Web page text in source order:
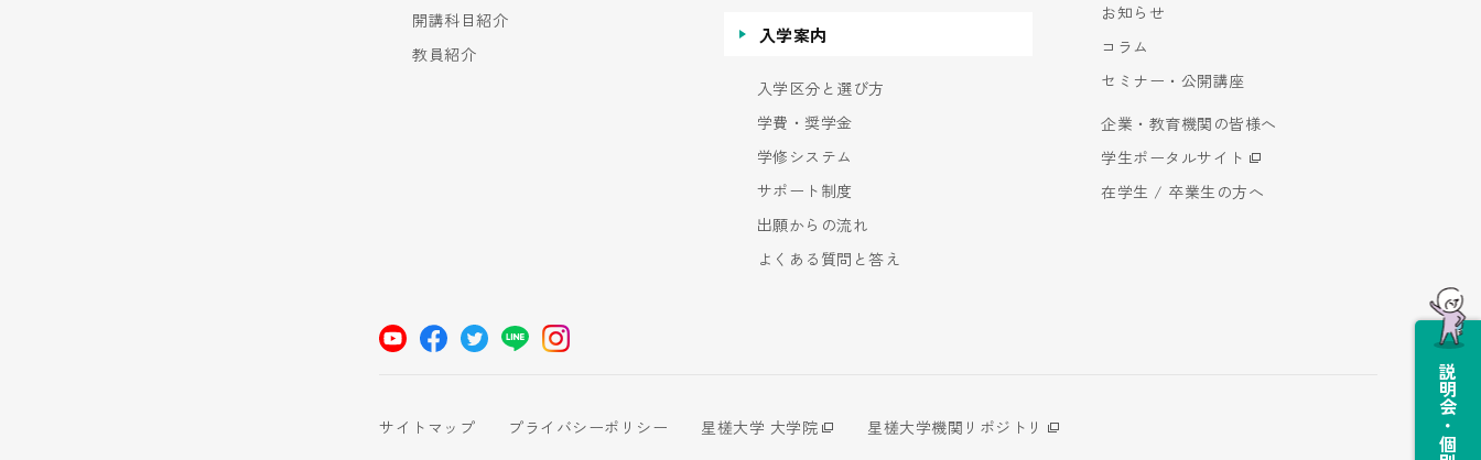
開講科目紹介
教員紹介
入学案内
入学区分と選び方
学費・奨学金
学修システム
サポート制度
出願からの流れ
よくある質問と答え
お知らせ
コラム
セミナー・公開講座
企業・教育機関の皆様へ
学生ポータルサイト
在学生 / 卒業生の方へ
サイトマップ プライバシーポリシー 星槎大学 大学院
星槎大学機関リポジトリ